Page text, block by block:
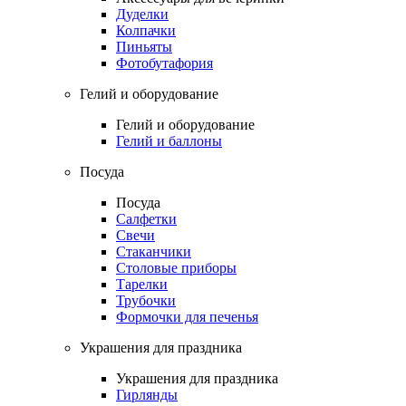
Дуделки
Колпачки
Пиньяты
Фотобутафория
Гелий и оборудование
Гелий и оборудование
Гелий и баллоны
Посуда
Посуда
Салфетки
Свечи
Стаканчики
Столовые приборы
Тарелки
Трубочки
Формочки для печенья
Украшения для праздника
Украшения для праздника
Гирлянды